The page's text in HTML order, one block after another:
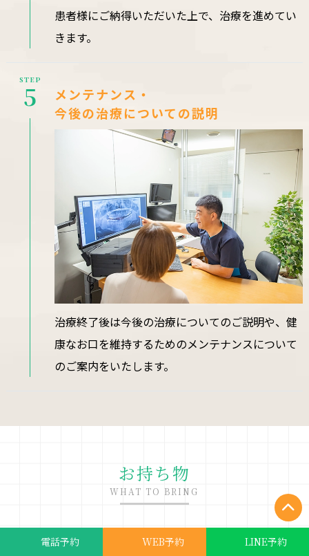
電話予約 WEB予約 LINE予約
患者様にご納得いただいた上で、治療を進めてい
きます。
STEP
5
メンテナンス・
今後の治療についての説明
治療終了後は今後の治療についてのご説明や、健
康なお口を維持するためのメンテナンスについて
のご案内をいたします。
お持ち物
WHAT TO BRING